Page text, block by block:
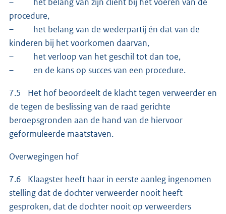
procedure,
– het belang van de wederpartij én dat van de
kinderen bij het voorkomen daarvan,
– het verloop van het geschil tot dan toe,
– en de kans op succes van een procedure.
7.5 Het hof beoordeelt de klacht tegen verweerder en
de tegen de beslissing van de raad gerichte
beroepsgronden aan de hand van de hiervoor
geformuleerde maatstaven.
Overwegingen hof
7.6 Klaagster heeft haar in eerste aanleg ingenomen
stelling dat de dochter verweerder nooit heeft
gesproken, dat de dochter nooit op verweerders